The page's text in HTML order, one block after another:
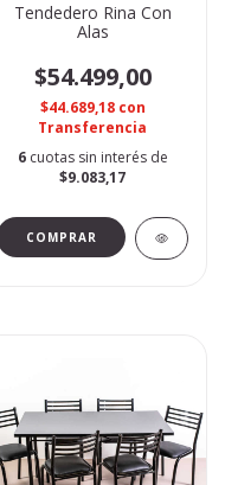
Tendedero Rina Con
Alas
$54.499,00
$44.689,18 con
Transferencia
6 cuotas sin interés de
$9.083,17